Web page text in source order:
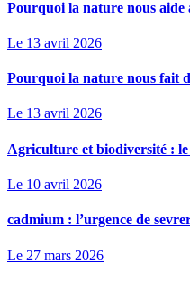
Pourquoi la nature nous aide
Le 13 avril 2026
Pourquoi la nature nous fait
Le 13 avril 2026
Agriculture et biodiversité :
Le 10 avril 2026
cadmium : l’urgence de
Le 27 mars 2026